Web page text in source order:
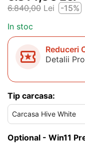
6.840,00 Lei
-15%
In stoc
Reduceri
Detalii
Tip carcasa:
Optional - Win11